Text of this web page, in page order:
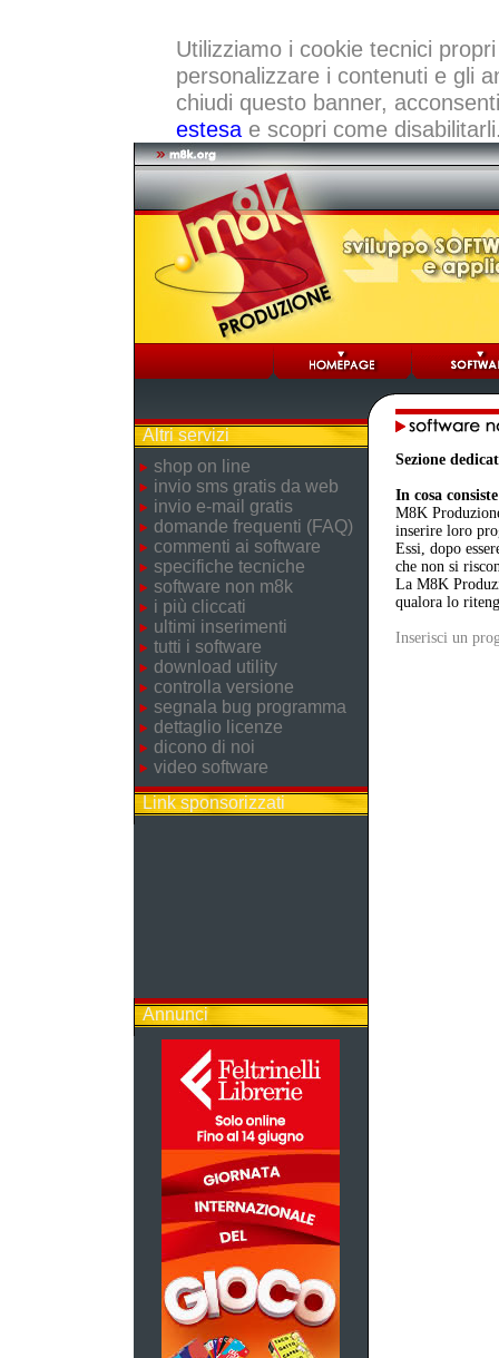
Utilizziamo i cookie tecnici
personalizzare i contenuti e gli
chiudi questo banner,
estesae scopri come
Altri servizi
shop on line
invio sms gratis da web
invio e-mail gratis
domande frequenti (FAQ)
commenti ai software
specifiche tecniche
software non m8k
i più cliccati
ultimi inserimenti
tutti i software
download utility
controlla versione
segnala bug programma
dettaglio licenze
dicono di noi
video software
Link sponsorizzati
Annunci
Sezione
In cosa
M8K
inserire loro
Essi, dopo
che non si
La M8K
qualora lo
Inserisci un